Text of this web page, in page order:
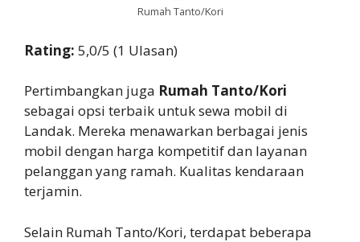
Rumah Tanto/Kori
Rating: 5,0/5 (1 Ulasan)
Pertimbangkan juga Rumah Tanto/Kori
sebagai opsi terbaik untuk sewa mobil di
Landak. Mereka menawarkan berbagai jenis
mobil dengan harga kompetitif dan layanan
pelanggan yang ramah. Kualitas kendaraan
terjamin.
Selain Rumah Tanto/Kori, terdapat beberapa